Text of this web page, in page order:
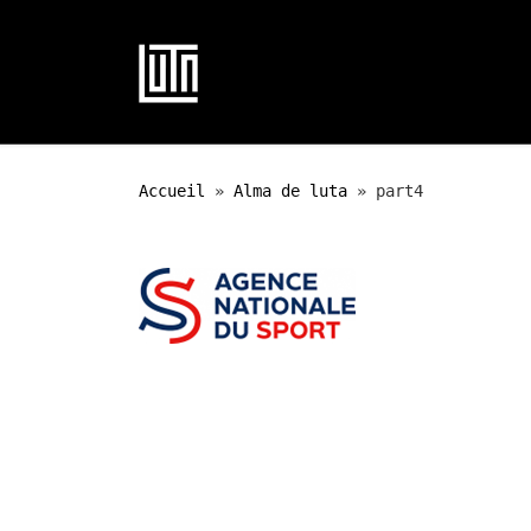
Accueil » Alma de luta » part4